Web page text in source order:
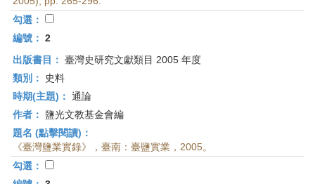
首
頁
勾選：
編號： 2
出版書目： 臺灣史研究文獻類目 2005 年度
類別：
史料
時期(主題)： 通論
作者：
鹽光文教基金會編
題名 (點擊閱讀)：
《臺灣鹽業實錄》，臺南：臺鹽實業，2005。
勾選：